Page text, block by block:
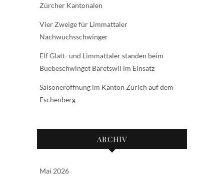
Zürcher Kantonalen
Vier Zweige für Limmattaler
Nachwuchsschwinger
Elf Glatt- und Limmattaler standen beim
Buebeschwinget Bäretswil im Einsatz
Saisoneröffnung im Kanton Zürich auf dem
Eschenberg
ARCHIV
Mai 2026